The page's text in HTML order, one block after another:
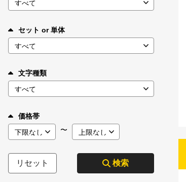
お問い合わせ
セット or 単体
文字種類
価格帯
〜
リセット 検索